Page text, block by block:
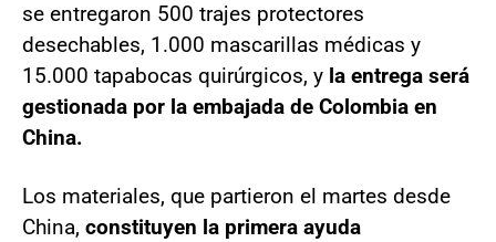
se entregaron 500 trajes protectores
desechables, 1.000 mascarillas médicas y
15.000 tapabocas quirúrgicos, y la entrega será
gestionada por la embajada de Colombia en
China.
Los materiales, que partieron el martes desde
China, constituyen la primera ayuda